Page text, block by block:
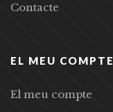
Contacte
EL MEU COMPTE
El meu compte